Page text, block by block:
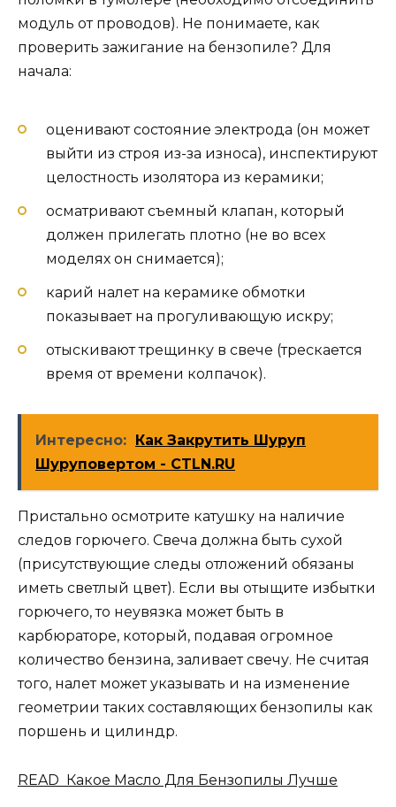
модуль от проводов). Не понимаете, как
проверить зажигание на бензопиле? Для
начала:
оценивают состояние электрода (он может
выйти из строя из-за износа), инспектируют
целостность изолятора из керамики;
осматривают съемный клапан, который
должен прилегать плотно (не во всех
моделях он снимается);
карий налет на керамике обмотки
показывает на прогуливающую искру;
отыскивают трещинку в свече (трескается
время от времени колпачок).
Интересно:
Как Закрутить Шуруп
Шуруповертом - CTLN.RU
Пристально осмотрите катушку на наличие
следов горючего. Свеча должна быть сухой
(присутствующие следы отложений обязаны
иметь светлый цвет). Если вы отыщите избытки
горючего, то неувязка может быть в
карбюраторе, который, подавая огромное
количество бензина, заливает свечу. Не считая
того, налет может указывать и на изменение
геометрии таких составляющих бензопилы как
поршень и цилиндр.
READ Какое Масло Для Бензопилы Лучше